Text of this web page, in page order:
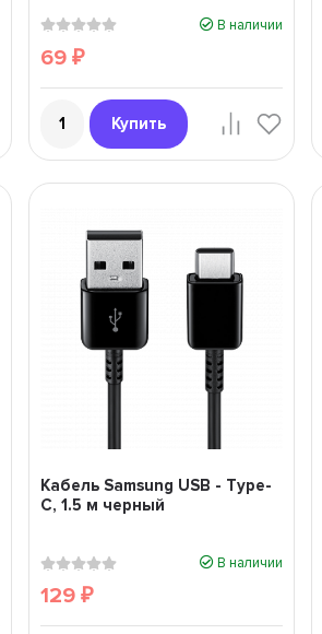
В наличии
69₽
Купить
Кабель Samsung USB - Type-
C, 1.5 м черный
В наличии
129₽